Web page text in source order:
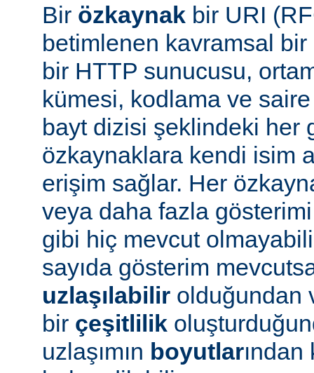
Bir özkaynak bir URI
betimlenen kavramsal
bir HTTP sunucusu,
kümesi, kodlama ve saire
bayt dizisi şeklindeki her
özkaynaklara kendi isim
erişim sağlar. Her
veya daha fazla
gibi hiç mevcut
sayıda gösterim
uzlaşılabilir olduğundan
bir çeşitlilik
uzlaşımın boyutlarından